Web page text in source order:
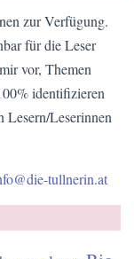
zur Verfügung.
für die Leser
vor, Themen
identifizieren
Lesern/Leserinnen
tullnerin.at